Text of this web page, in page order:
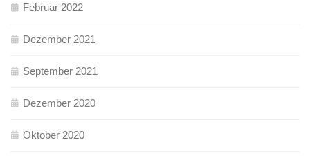
Februar 2022
Dezember 2021
September 2021
Dezember 2020
Oktober 2020